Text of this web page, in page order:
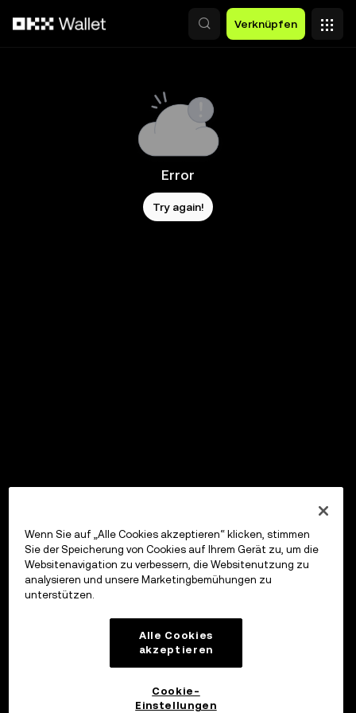
Verknüpfen
Error
Try again!
Wenn Sie auf „Alle Cookies akzeptieren“ klicken, stimmen
Sie der Speicherung von Cookies auf Ihrem Gerät zu, um die
Websitenavigation zu verbessern, die Websitenutzung zu
analysieren und unsere Marketingbemühungen zu
unterstützen.
Alle Cookies
akzeptieren
Cookie-
Einstellungen